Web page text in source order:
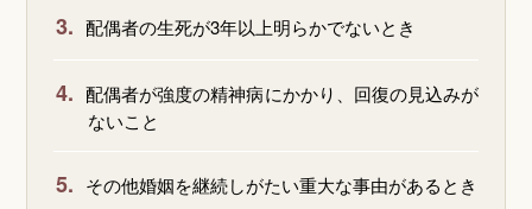
3. 配偶者の生死が3年以上明らかでないとき
4. 配偶者が強度の精神病にかかり、回復の見込みが
ないこと
5. その他婚姻を継続しがたい重大な事由があるとき